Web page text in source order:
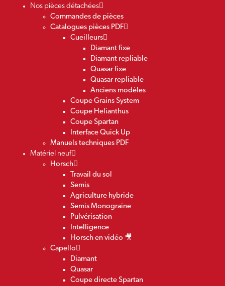
Nos pièces détachées
Commandes de pièces
Catalogues pièces PDF
Cueilleurs
Diamant fixe
Diamant repliable
Quasar fixe
Quasar repliable
Anciens modèles
Coupe Grains System
Coupe Helianthus
Coupe Spartan
Interface Quick Up
Manuels techniques PDF
Matériel neuf
Horsch
Travail du sol
Semis
Agriculture hybride
Semis Monograine
Pulvérisation
Intelligence
Horsch en vidéo 🎥
Capello
Diamant
Quasar
Coupe directe Spartan